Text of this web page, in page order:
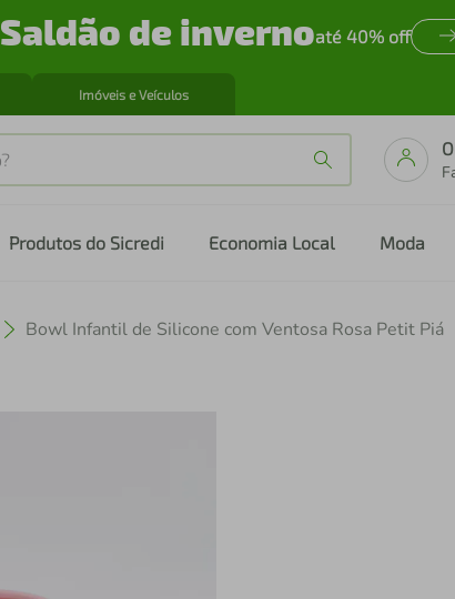
Saldão de invernoaté 40% off
Imóveis e Veículos
Produtos do Sicredi Economia Local Moda
Bowl Infantil de Silicone com Ventosa Rosa Petit Piá